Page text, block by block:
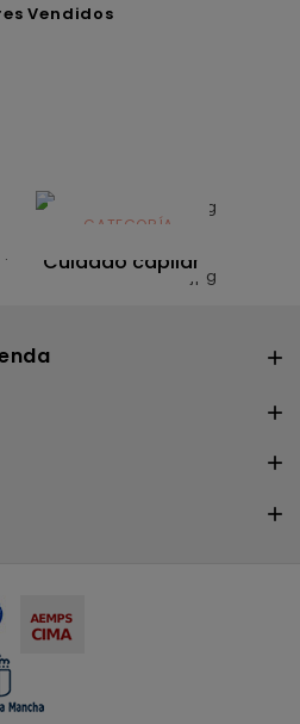
Vendidos
CATEGORÍA
Solares
Cuidado capilar



